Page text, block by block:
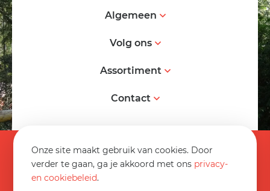
Onze site maakt gebruik van cookies. Door
verder te gaan, ga je akkoord met ons privacy-
en cookiebeleid.
Algemeen
Volg ons
Assortiment
Contact
Algemene voorwaarden